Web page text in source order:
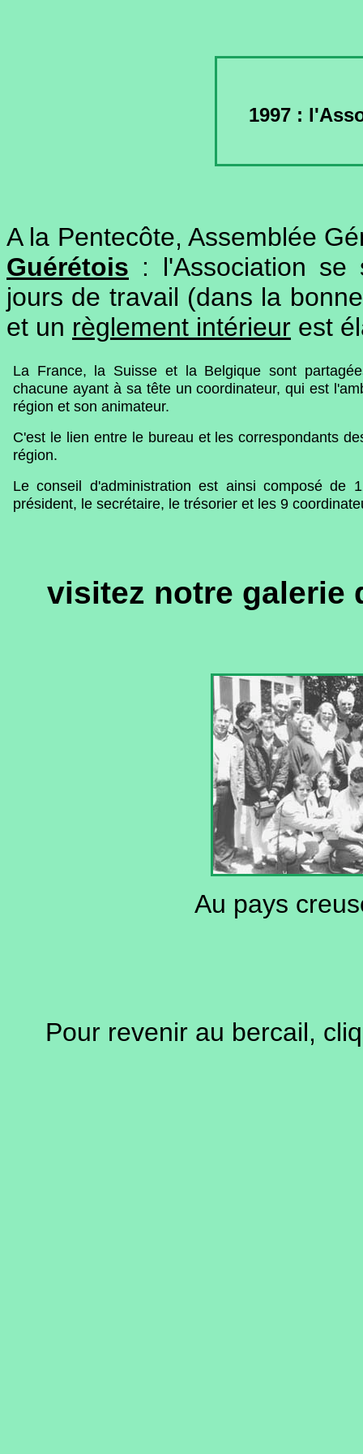
1997 :
A la Pentecôte, Assemblée
Guérétois : l'Association se
jours de travail (dans la
et un règlement intérieur est
La France, la Suisse et la Belgique sont
chacune ayant à sa tête un coordinateur, qui est
région et son animateur.
C'est le lien entre le bureau et les correspondants
région.
Le conseil d'administration est ainsi composé de
président, le secrétaire, le trésorier et les 9
visitez notre galerie
Au pays
Pour revenir au bercail,